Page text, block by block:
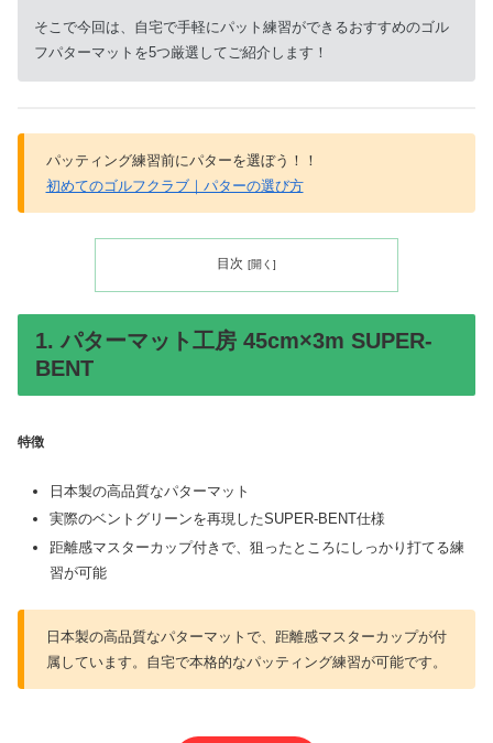
そこで今回は、自宅で手軽にパット練習ができるおすすめのゴル
フパターマットを5つ厳選してご紹介します！
パッティング練習前にパターを選ぼう！！
初めてのゴルフクラブ｜パターの選び方
目次
1. パターマット工房 45cm×3m SUPER-
BENT
特徴
日本製の高品質なパターマット
実際のベントグリーンを再現したSUPER-BENT仕様
距離感マスターカップ付きで、狙ったところにしっかり打てる練
習が可能
日本製の高品質なパターマットで、距離感マスターカップが付
属しています。自宅で本格的なパッティング練習が可能です。